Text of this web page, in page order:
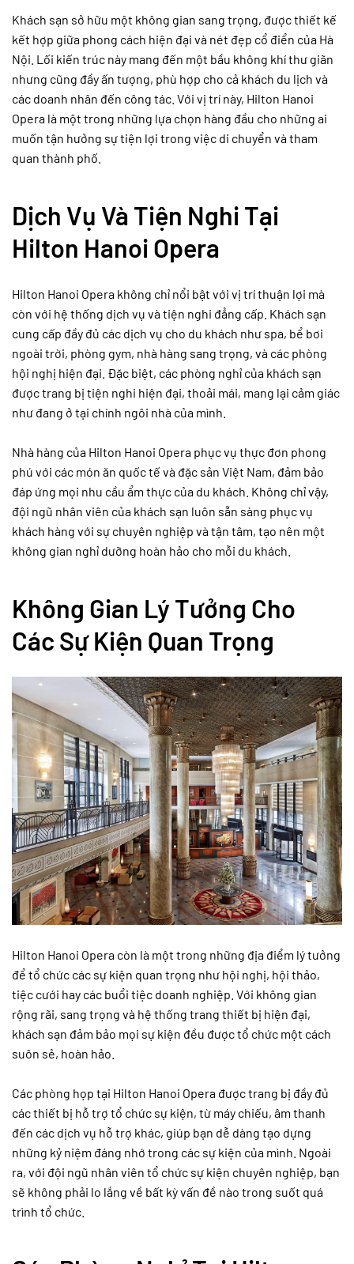
Khách sạn sở hữu một không gian sang trọng, được thiết kế
kết hợp giữa phong cách hiện đại và nét đẹp cổ điển của Hà
Nội. Lối kiến trúc này mang đến một bầu không khí thư giãn
nhưng cũng đầy ấn tượng, phù hợp cho cả khách du lịch và
các doanh nhân đến công tác. Với vị trí này, Hilton Hanoi
Opera là một trong những lựa chọn hàng đầu cho những ai
muốn tận hưởng sự tiện lợi trong việc di chuyển và tham
quan thành phố.
Dịch Vụ Và Tiện Nghi Tại
Hilton Hanoi Opera
Hilton Hanoi Opera không chỉ nổi bật với vị trí thuận lợi mà
còn với hệ thống dịch vụ và tiện nghi đẳng cấp. Khách sạn
cung cấp đầy đủ các dịch vụ cho du khách như spa, bể bơi
ngoài trời, phòng gym, nhà hàng sang trọng, và các phòng
hội nghị hiện đại. Đặc biệt, các phòng nghỉ của khách sạn
được trang bị tiện nghi hiện đại, thoải mái, mang lại cảm giác
như đang ở tại chính ngôi nhà của mình.
Nhà hàng của Hilton Hanoi Opera phục vụ thực đơn phong
phú với các món ăn quốc tế và đặc sản Việt Nam, đảm bảo
đáp ứng mọi nhu cầu ẩm thực của du khách. Không chỉ vậy,
đội ngũ nhân viên của khách sạn luôn sẵn sàng phục vụ
khách hàng với sự chuyên nghiệp và tận tâm, tạo nên một
không gian nghỉ dưỡng hoàn hảo cho mỗi du khách.
Không Gian Lý Tưởng Cho
Các Sự Kiện Quan Trọng
Hilton Hanoi Opera còn là một trong những địa điểm lý tưởng
để tổ chức các sự kiện quan trọng như hội nghị, hội thảo,
tiệc cưới hay các buổi tiệc doanh nghiệp. Với không gian
rộng rãi, sang trọng và hệ thống trang thiết bị hiện đại,
khách sạn đảm bảo mọi sự kiện đều được tổ chức một cách
suôn sẻ, hoàn hảo.
Các phòng họp tại Hilton Hanoi Opera được trang bị đầy đủ
các thiết bị hỗ trợ tổ chức sự kiện, từ máy chiếu, âm thanh
đến các dịch vụ hỗ trợ khác, giúp bạn dễ dàng tạo dựng
những kỷ niệm đáng nhớ trong các sự kiện của mình. Ngoài
ra, với đội ngũ nhân viên tổ chức sự kiện chuyên nghiệp, bạn
sẽ không phải lo lắng về bất kỳ vấn đề nào trong suốt quá
trình tổ chức.